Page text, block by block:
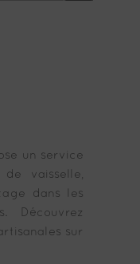
un service
de vaisselle,
dans les
Découvrez
sur